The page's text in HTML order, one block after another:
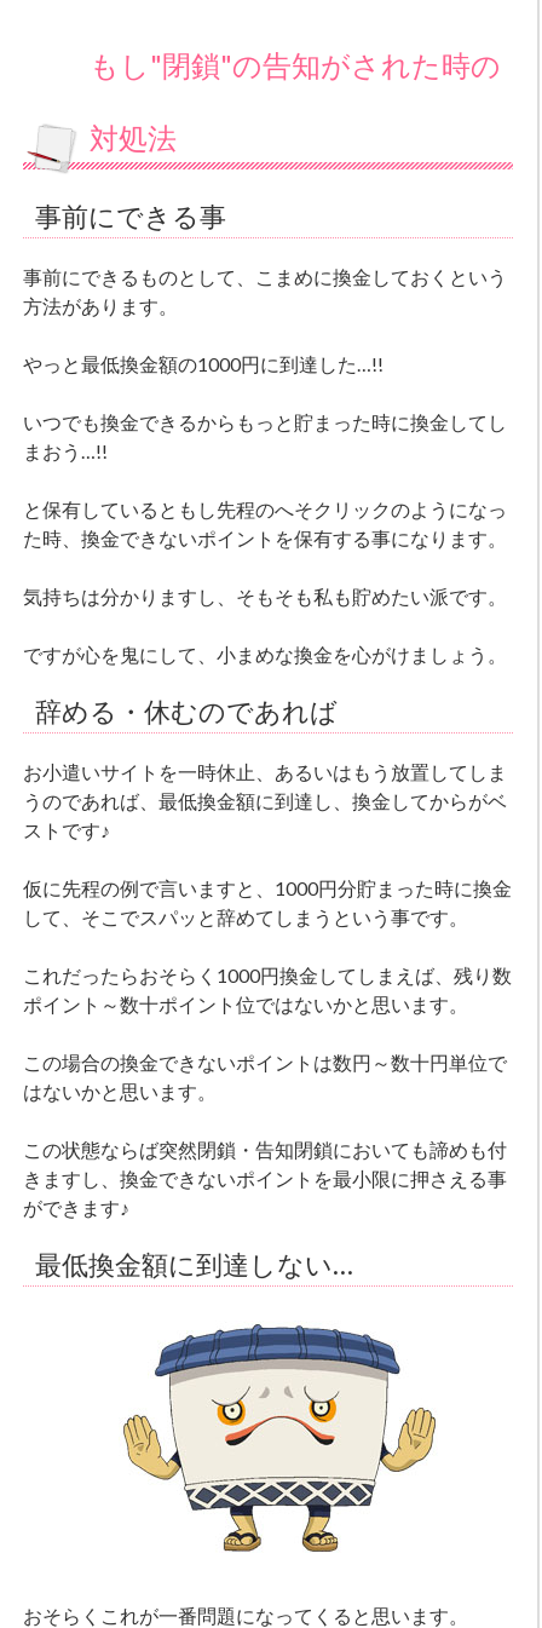
もし"閉鎖"の告知がされた時の
対処法
事前にできる事
事前にできるものとして、こまめに換金しておくという
方法があります。
やっと最低換金額の1000円に到達した…!!
いつでも換金できるからもっと貯まった時に換金してし
まおう…!!
と保有しているともし先程のへそクリックのようになっ
た時、換金できないポイントを保有する事になります。
気持ちは分かりますし、そもそも私も貯めたい派です。
ですが心を鬼にして、小まめな換金を心がけましょう。
辞める・休むのであれば
お小遣いサイトを一時休止、あるいはもう放置してしま
うのであれば、最低換金額に到達し、換金してからがベ
ストです♪
仮に先程の例で言いますと、1000円分貯まった時に換金
して、そこでスパッと辞めてしまうという事です。
これだったらおそらく1000円換金してしまえば、残り数
ポイント～数十ポイント位ではないかと思います。
この場合の換金できないポイントは数円～数十円単位で
はないかと思います。
この状態ならば突然閉鎖・告知閉鎖においても諦めも付
きますし、換金できないポイントを最小限に押さえる事
ができます♪
最低換金額に到達しない…
おそらくこれが一番問題になってくると思います。